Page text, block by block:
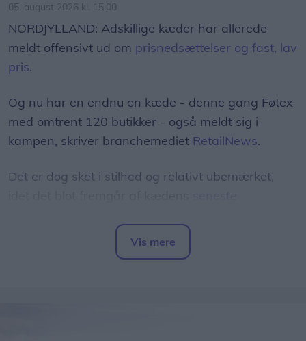
05. august 2026 kl. 15.00
NORDJYLLAND: Adskillige kæder har allerede
meldt offensivt ud om prisnedsættelser og fast, lav
pris.
Og nu har en endnu en kæde - denne gang Føtex
med omtrent 120 butikker - også meldt sig i
kampen, skriver branchemediet RetailNews.
Det er dog sket i stilhed og relativt ubemærket,
100 dagligvarer "til discountniveau".
Vis mere